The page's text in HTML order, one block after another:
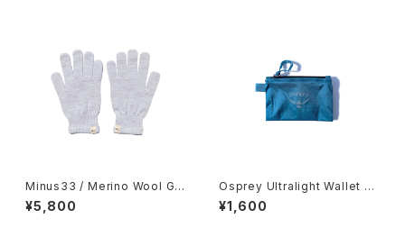
Minus33 / Merino Wool Glo
ve
¥5,800
Osprey Ultralight Wallet -
Waterfront Blue-
¥1,600